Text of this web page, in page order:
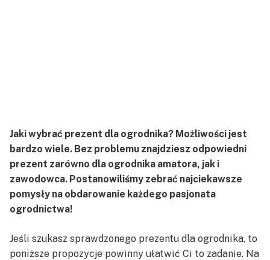
Jaki wybrać prezent dla ogrodnika? Możliwości jest
bardzo wiele. Bez problemu znajdziesz odpowiedni
prezent zarówno dla ogrodnika amatora, jak i
zawodowca. Postanowiliśmy zebrać najciekawsze
pomysły na obdarowanie każdego pasjonata
ogrodnictwa!
Jeśli szukasz sprawdzonego prezentu dla ogrodnika, to
poniższe propozycje powinny ułatwić Ci to zadanie. Na